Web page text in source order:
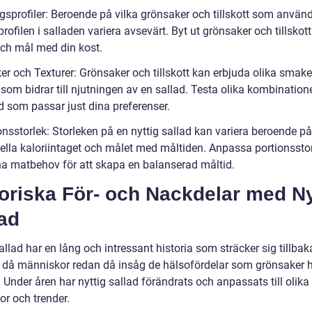
Beroende på vilka grönsaker och tillskott som
i salladen variera avsevärt. Byt ut grönsaker och
mål med din kost.
och Texturer: Grönsaker och tillskott kan erbjuda olika
bidrar till njutningen av en sallad. Testa olika
som passar just dina preferenser.
Storleken på en nyttig sallad kan variera beroende
kaloriintaget och målet med måltiden. Anpassa
matbehov för att skapa en balanserad måltid.
För- och Nackdelar med
har en lång och intressant historia som sträcker sig
människor redan då insåg de hälsofördelar som grönsaker
Under åren har nyttig sallad förändrats och anpassats till olika
och trender.